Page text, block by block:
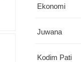
Ekonomi
Juwana
Kodim Pati